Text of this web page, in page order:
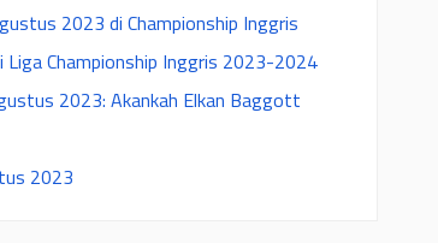
2023 di Championship Inggris
Championship Inggris 2023-2024
2023: Akankah Elkan Baggott
2023